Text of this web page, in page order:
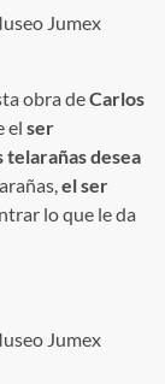
obra deCarlos
el ser
telarañas desea
el ser
lo que le da